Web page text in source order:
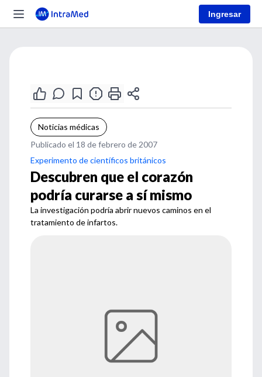
Ingresar
Noticias médicas
Publicado el 18 de febrero de 2007
Experimento de científicos británicos
Descubren que el corazón
podría curarse a sí mismo
La investigación podría abrir nuevos caminos en el
tratamiento de infartos.